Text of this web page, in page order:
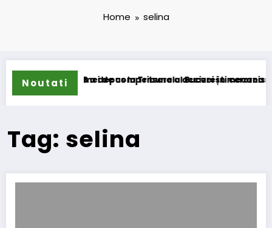
Home selina
Noutati
schemei de compensare a accizei în mecanism
STB a depus la Tribunalul București cererea
Tag: selina